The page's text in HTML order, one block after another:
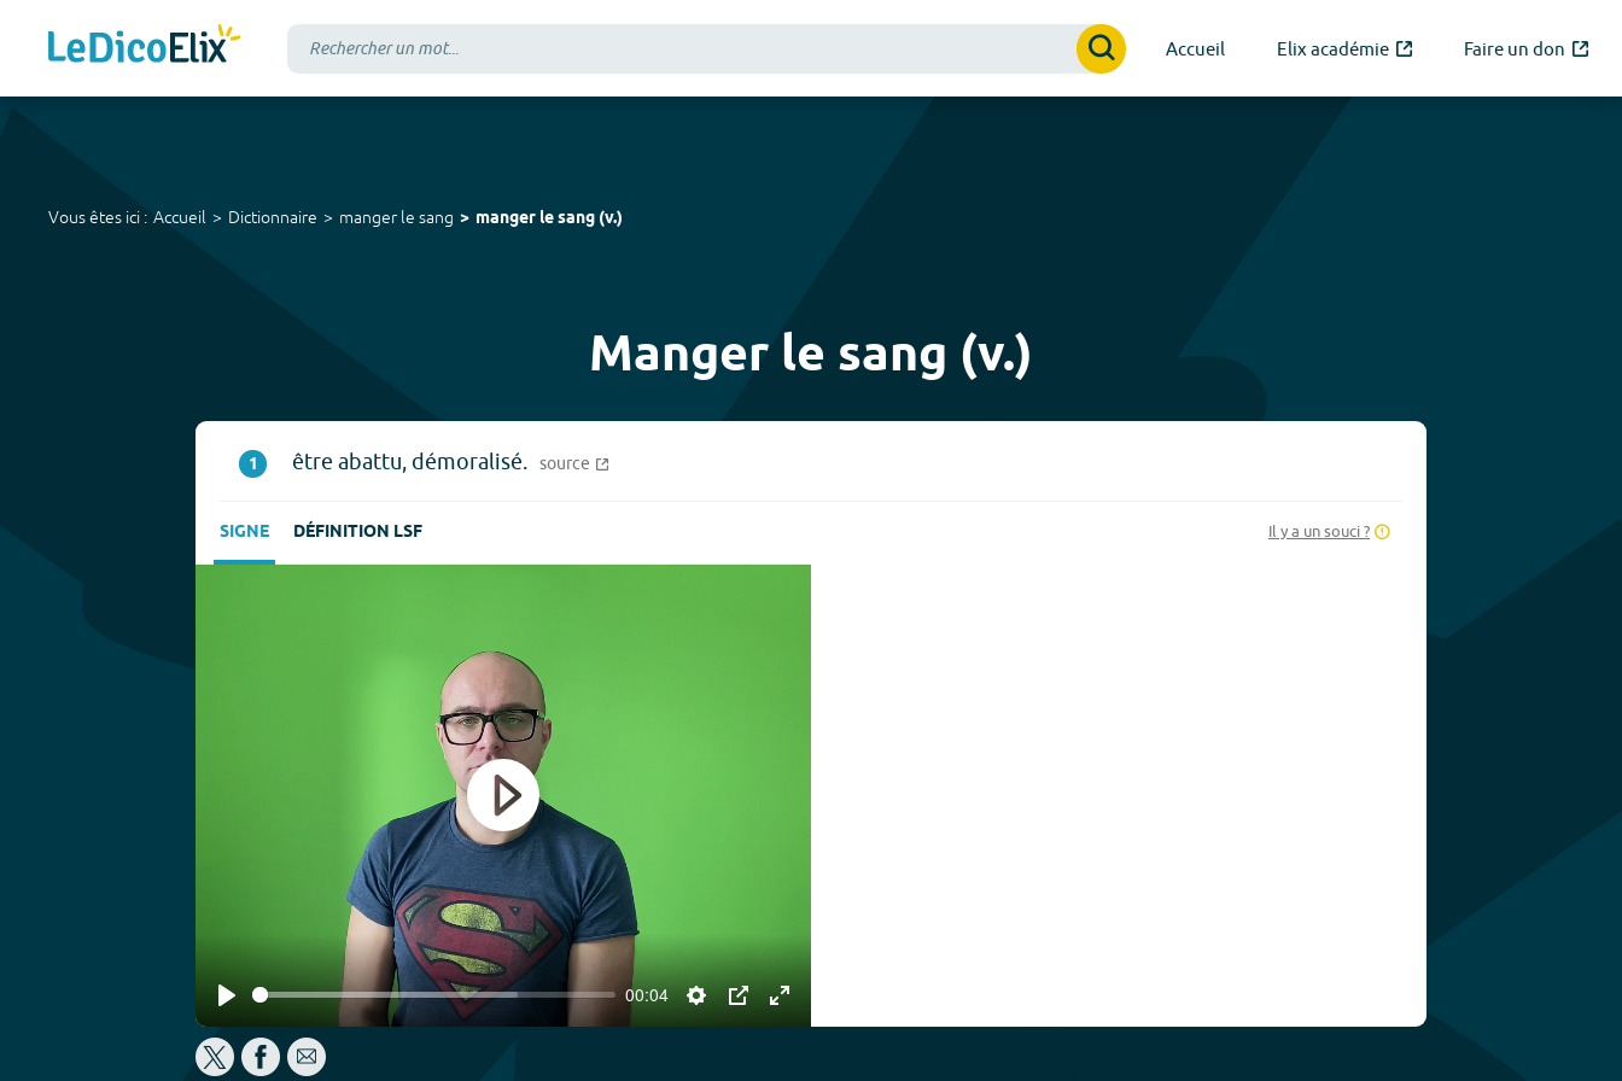
Accueil Elix académie Faire un don
Vous êtes ici : Accueil Dictionnaire manger le sang manger le sang (v.)
Manger le sang (v.)
1 être abattu, démoralisé. source
SIGNE DÉFINITION LSF Il y a un souci ?
Play
00:04
Settings
PIP Enter
Play